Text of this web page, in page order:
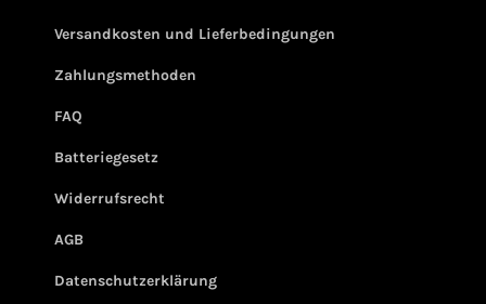
Versandkosten und Lieferbedingungen
Zahlungsmethoden
FAQ
Batteriegesetz
Widerrufsrecht
AGB
Datenschutzerklärung